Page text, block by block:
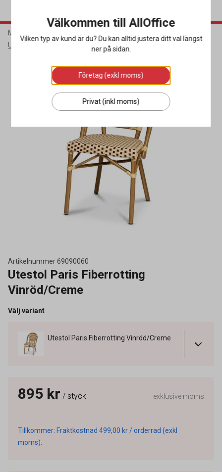
Möbler & Inredning
Utestolar
Artikelnummer69090060
Utestol Paris Fiberrotting
Vinröd/Creme
Välj variant
Utestol Paris Fiberrotting Vinröd/Creme
895 kr / styck exklusive moms
Tillkommer: Fraktkostnad 499,00 kr / orderrad (exkl
moms).
Välkommen till AllOffice
Vilken typ av kund är du? Du kan alltid justera ditt val längst
ner på sidan.
Företag (exkl moms)
Privat (inkl moms)